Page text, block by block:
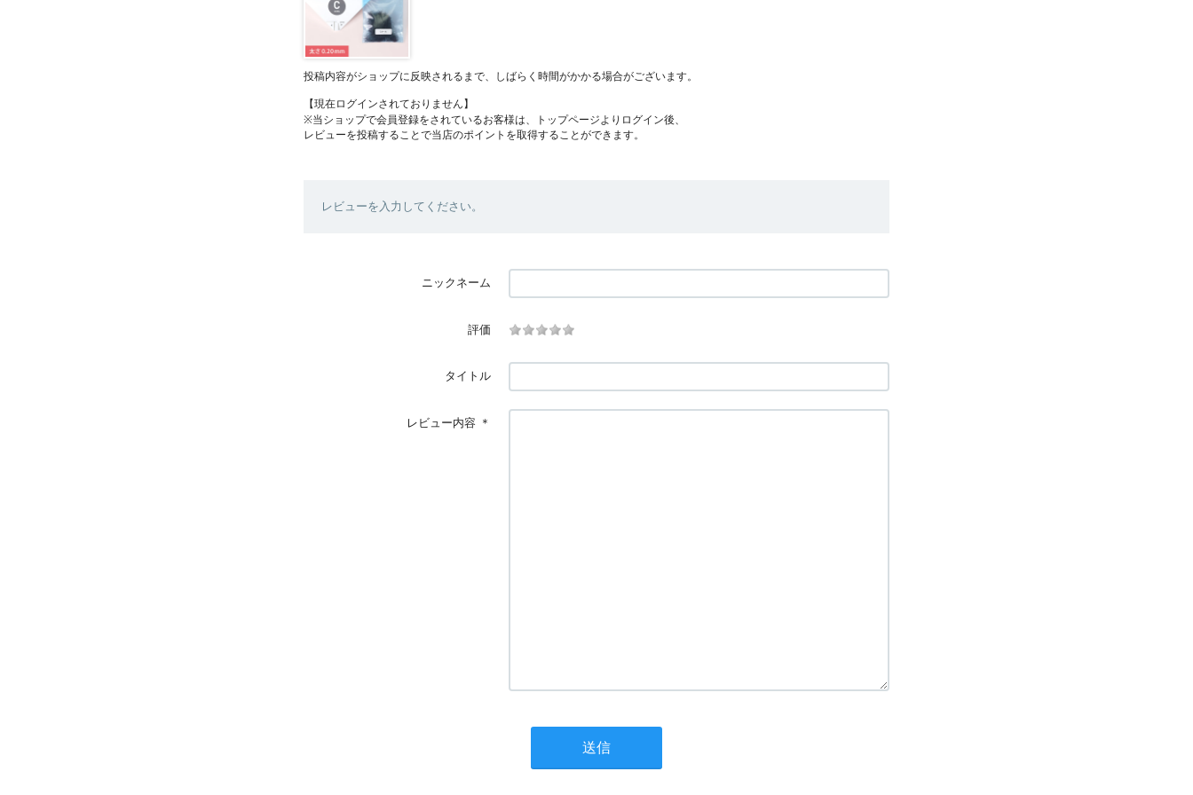
投稿内容がショップに反映されるまで、しばらく時間がかかる場合がございます。
【現在ログインされておりません】
※当ショップで会員登録をされているお客様は、トップページよりログイン後、
レビューを投稿することで当店のポイントを取得することができます。
レビューを入力してください。
ニックネーム
評価
タイトル
レビュー内容 ＊